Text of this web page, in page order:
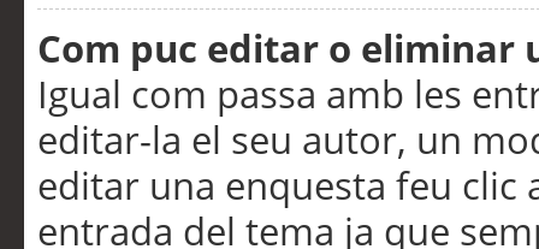
Com puc editar o eliminar
Igual com passa amb les
editar-la el seu autor, un
editar una enquesta feu clic
entrada del tema ja que